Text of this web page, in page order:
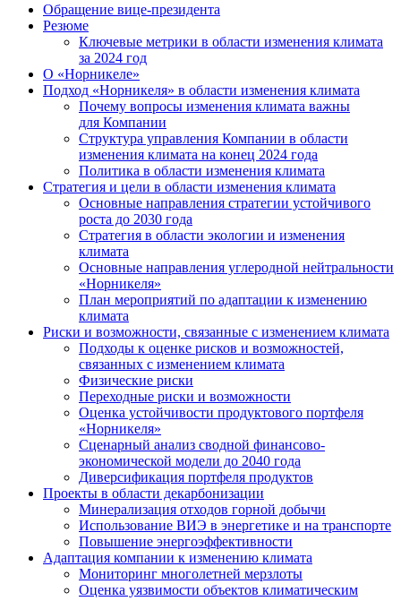
Обращение вице-президента
Резюме
Ключевые метрики в области изменения климата
за 2024 год
О «Норникеле»
Подход «Норникеля» в области изменения климата
Почему вопросы изменения климата важны
для Компании
Структура управления Компании в области
изменения климата на конец 2024 года
Политика в области изменения климата
Стратегия и цели в области изменения климата
Основные направления стратегии устойчивого
роста до 2030 года
Стратегия в области экологии и изменения
климата
Основные направления углеродной нейтральности
«Норникеля»
План мероприятий по адаптации к изменению
климата
Риски и возможности, связанные с изменением климата
Подходы к оценке рисков и возможностей,
связанных с изменением климата
Физические риски
Переходные риски и возможности
Оценка устойчивости продуктового портфеля
«Норникеля»
Сценарный анализ сводной финансово-
экономической модели до 2040 года
Диверсификация портфеля продуктов
Проекты в области декарбонизации
Минерализация отходов горной добычи
Использование ВИЭ в энергетике и на транспорте
Повышение энергоэффективности
Адаптация компании к изменению климата
Мониторинг многолетней мерзлоты
Оценка уязвимости объектов климатическим